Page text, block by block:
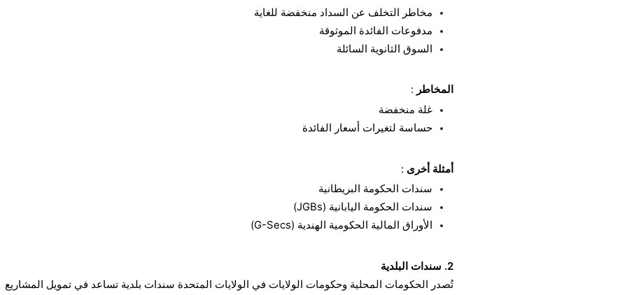
مخاطر التخلف عن السداد منخفضة للغاية
مدفوعات الفائدة الموثوقة
السوق الثانوية السائلة
المخاطر :
غلة منخفضة
حساسة لتغيرات أسعار الفائدة
أمثلة أخرى :
سندات الحكومة البريطانية
سندات الحكومة اليابانية (JGBs)
الأوراق المالية الحكومية الهندية (G-Secs)
2. سندات البلدية
تُصدر الحكومات المحلية وحكومات الولايات في الولايات المتحدة سندات بلدية تساعد في تمويل المشاريع